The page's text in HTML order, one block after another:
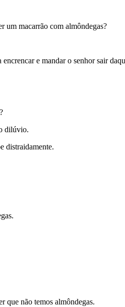
um macarrão com almôndegas?
e mandar o senhor sair
dilúvio.
distraidamente.
que não temos almôndegas.